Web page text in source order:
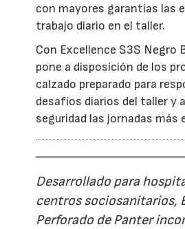
con mayores garantías las
trabajo diario en el taller.
Con Excellence S3S Negro
pone a disposición de los
calzado preparado para
desafíos diarios del taller y
seguridad las jornadas más
Desarrollado para
centros sociosanitarios,
Perforado de Panter